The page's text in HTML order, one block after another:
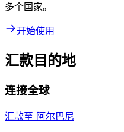
多个国家。
开始使用
汇款目的地
连接全球
汇款至 阿尔巴尼